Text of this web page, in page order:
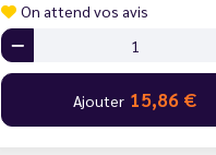
On attend vos avis
Ajouter 15,86 €